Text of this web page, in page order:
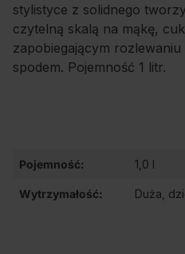
stylistyce z solidnego
czytelną skalą na mąkę,
zapobiegającym
spodem. Pojemność 1 litr.
Pojemność: 1,0 l
Wytrzymałość: Duża,